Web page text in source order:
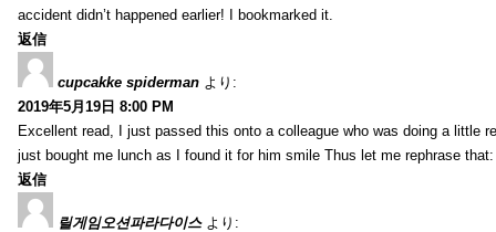
accident didn’t happened earlier! I bookmarked it.
返信
cupcakke spiderman より:
2019年5月19日 8:00 PM
Excellent read, I just passed this onto a colleague who was doing a little
just bought me lunch as I found it for him smile Thus let me rephrase
返信
릴게임오션파라다이스 より: